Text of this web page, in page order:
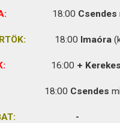
18:00 Csendes
18:00 Imaóra
16:00 + Kerekes
Csendes
-